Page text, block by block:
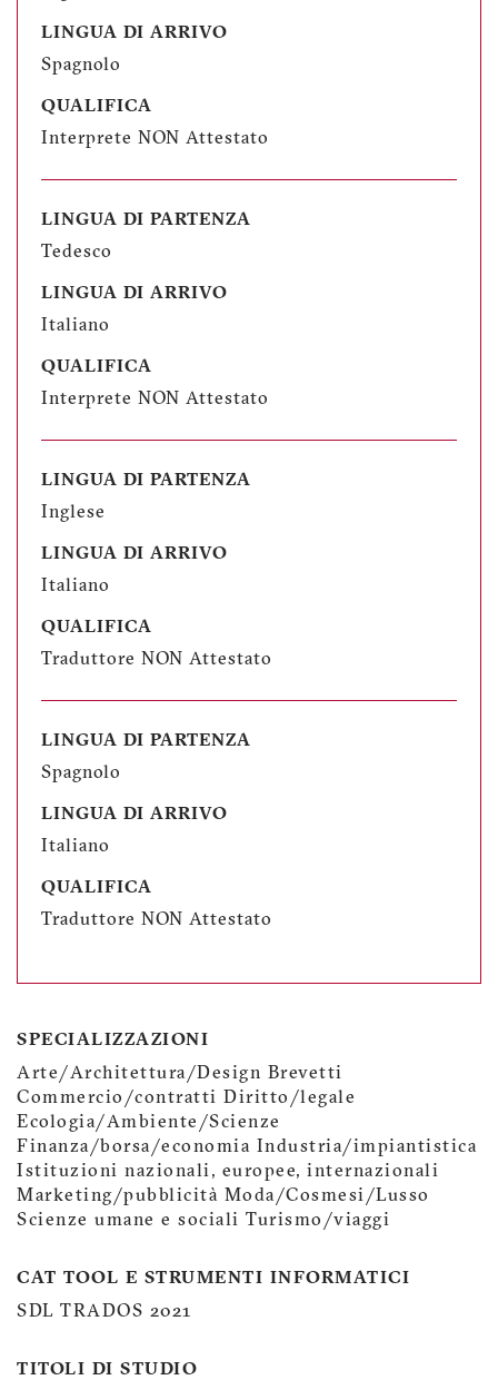
LINGUA DI ARRIVO
Spagnolo
QUALIFICA
Interprete NON Attestato
LINGUA DI PARTENZA
Tedesco
LINGUA DI ARRIVO
Italiano
QUALIFICA
Interprete NON Attestato
LINGUA DI PARTENZA
Inglese
LINGUA DI ARRIVO
Italiano
QUALIFICA
Traduttore NON Attestato
LINGUA DI PARTENZA
Spagnolo
LINGUA DI ARRIVO
Italiano
QUALIFICA
Traduttore NON Attestato
SPECIALIZZAZIONI
Arte/Architettura/Design Brevetti
Commercio/contratti Diritto/legale
Ecologia/Ambiente/Scienze
Finanza/borsa/economia Industria/impiantistica
Istituzioni nazionali, europee, internazionali
Marketing/pubblicità Moda/Cosmesi/Lusso
Scienze umane e sociali Turismo/viaggi
CAT TOOL E STRUMENTI INFORMATICI
SDL TRADOS 2021
TITOLI DI STUDIO